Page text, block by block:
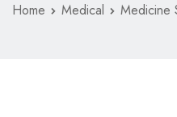
Home Medical Medicine